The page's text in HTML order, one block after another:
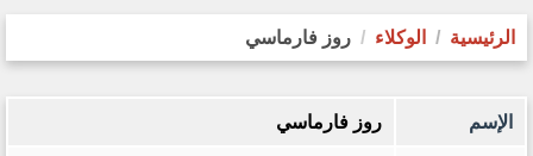
الرئيسية الوكلاء روز فارماسي
الإسم روز فارماسي